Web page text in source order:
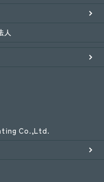
人
Co.,Ltd.